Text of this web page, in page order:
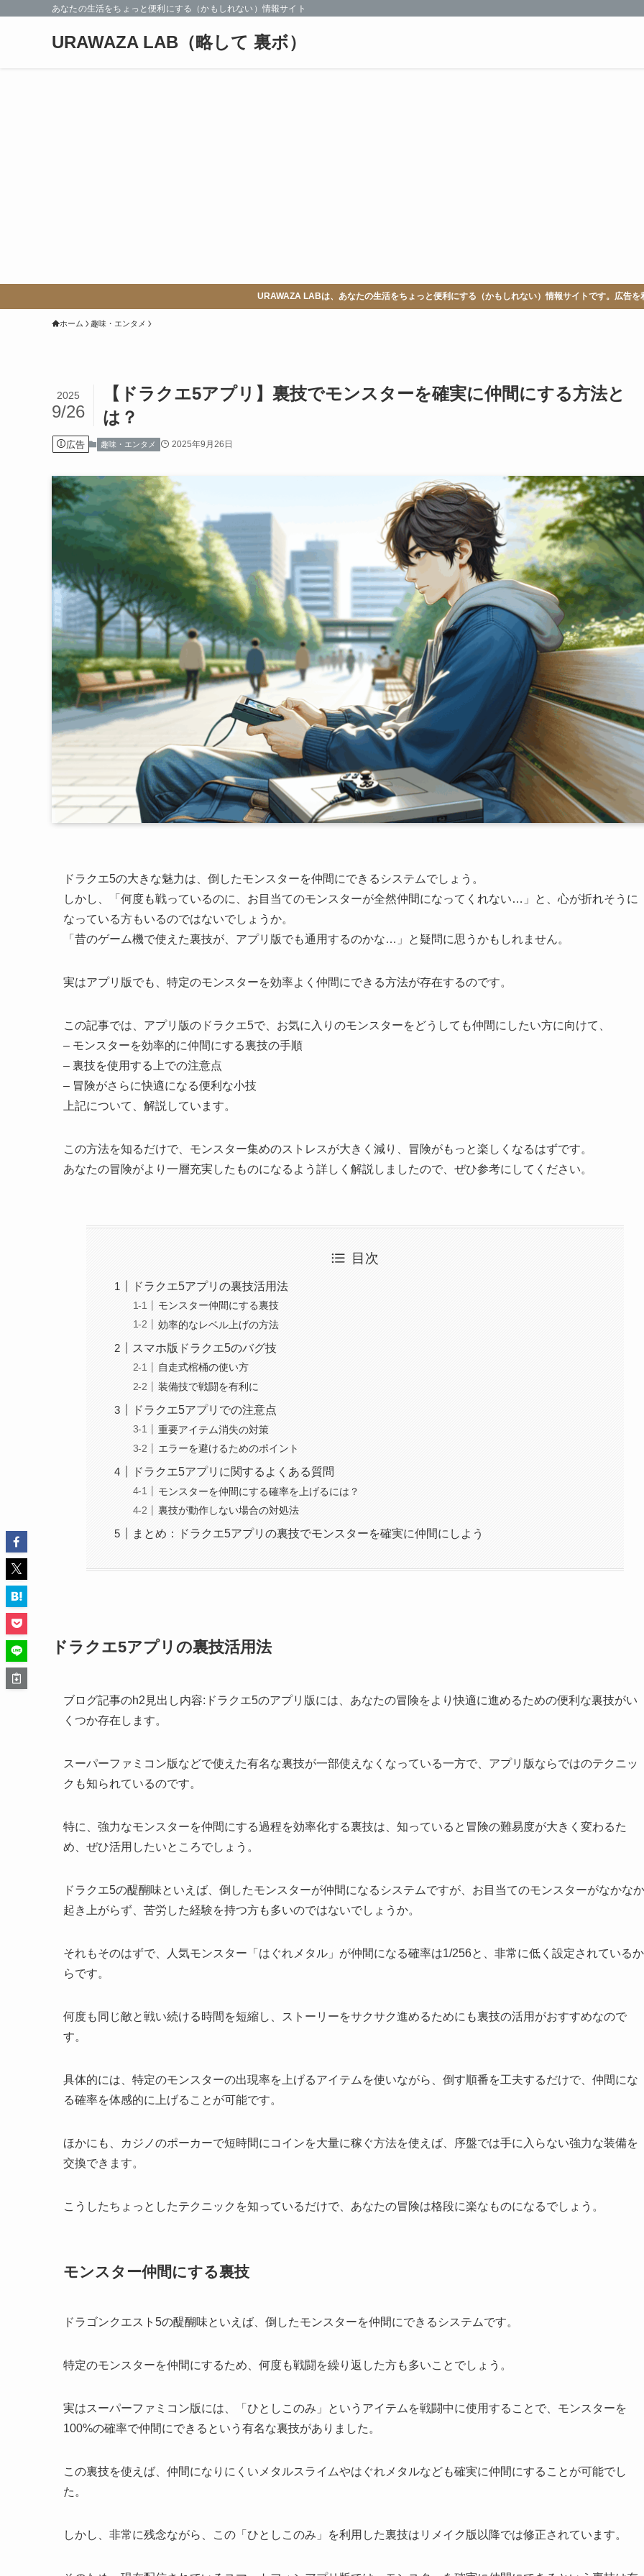
あなたの生活をちょっと便利にする（かもしれない）情報サイト
URAWAZA LAB（略して 裏ボ）
URAWAZA LABは、あなたの生活をちょっと便利にする（かもしれない）情報サイトです。広告を
ホーム 趣味・エンタメ
【ドラクエ5アプリ】裏技でモンスターを確実に仲間にする方法と
は？
2025
9/26
広告 趣味・エンタメ 2025年9月26日
ドラクエ5の大きな魅力は、倒したモンスターを仲間にできるシステムでしょう。
しかし、「何度も戦っているのに、お目当てのモンスターが全然仲間になってくれない…」と、心が折れそうに
なっている方もいるのではないでしょうか。
「昔のゲーム機で使えた裏技が、アプリ版でも通用するのかな…」と疑問に思うかもしれません。
実はアプリ版でも、特定のモンスターを効率よく仲間にできる方法が存在するのです。
この記事では、アプリ版のドラクエ5で、お気に入りのモンスターをどうしても仲間にしたい方に向けて、
– モンスターを効率的に仲間にする裏技の手順
– 裏技を使用する上での注意点
– 冒険がさらに快適になる便利な小技
上記について、解説しています。
この方法を知るだけで、モンスター集めのストレスが大きく減り、冒険がもっと楽しくなるはずです。
あなたの冒険がより一層充実したものになるよう詳しく解説しましたので、ぜひ参考にしてください。
目次
ドラクエ5アプリの裏技活用法
モンスター仲間にする裏技
効率的なレベル上げの方法
スマホ版ドラクエ5のバグ技
自走式棺桶の使い方
装備技で戦闘を有利に
ドラクエ5アプリでの注意点
重要アイテム消失の対策
エラーを避けるためのポイント
ドラクエ5アプリに関するよくある質問
モンスターを仲間にする確率を上げるには？
裏技が動作しない場合の対処法
まとめ：ドラクエ5アプリの裏技でモンスターを確実に仲間にしよう
ドラクエ5アプリの裏技活用法
ブログ記事のh2見出し内容:ドラクエ5のアプリ版には、あなたの冒険をより快適に進めるための便利な裏技がい
くつか存在します。
スーパーファミコン版などで使えた有名な裏技が一部使えなくなっている一方で、アプリ版ならではのテクニッ
クも知られているのです。
特に、強力なモンスターを仲間にする過程を効率化する裏技は、知っていると冒険の難易度が大きく変わるた
め、ぜひ活用したいところでしょう。
ドラクエ5の醍醐味といえば、倒したモンスターが仲間になるシステムですが、お目当てのモンスターがなかなか
起き上がらず、苦労した経験を持つ方も多いのではないでしょうか。
それもそのはずで、人気モンスター「はぐれメタル」が仲間になる確率は1/256と、非常に低く設定されているか
らです。
何度も同じ敵と戦い続ける時間を短縮し、ストーリーをサクサク進めるためにも裏技の活用がおすすめなので
す。
具体的には、特定のモンスターの出現率を上げるアイテムを使いながら、倒す順番を工夫するだけで、仲間にな
る確率を体感的に上げることが可能です。
ほかにも、カジノのポーカーで短時間にコインを大量に稼ぐ方法を使えば、序盤では手に入らない強力な装備を
交換できます。
こうしたちょっとしたテクニックを知っているだけで、あなたの冒険は格段に楽なものになるでしょう。
モンスター仲間にする裏技
ドラゴンクエスト5の醍醐味といえば、倒したモンスターを仲間にできるシステムです。
特定のモンスターを仲間にするため、何度も戦闘を繰り返した方も多いことでしょう。
実はスーパーファミコン版には、「ひとしこのみ」というアイテムを戦闘中に使用することで、モンスターを
100%の確率で仲間にできるという有名な裏技がありました。
この裏技を使えば、仲間になりにくいメタルスライムやはぐれメタルなども確実に仲間にすることが可能でし
た。
しかし、非常に残念ながら、この「ひとしこのみ」を利用した裏技はリメイク版以降では修正されています。